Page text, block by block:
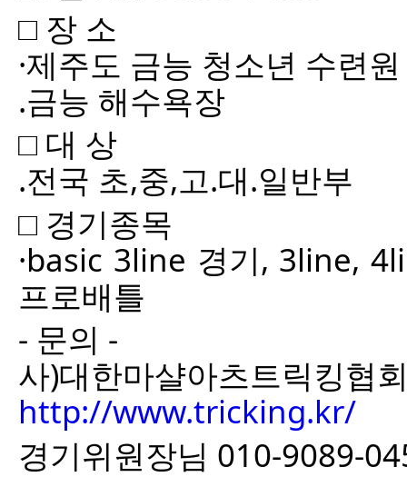
□ 장 소
·제주도 금능 청소년 수련원
.금능 해수욕장
□ 대 상
.전국 초,중,고.대.일반부
□ 경기종목
·basic 3line 경기, 3line,
프로배틀
- 문의 -
사)대한마샬아츠트릭킹협
http://www.tricking.kr/
경기위원장님 010-9089-